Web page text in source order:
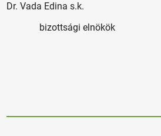
Dr. Vada Edina s.k.
bizottsági elnökök